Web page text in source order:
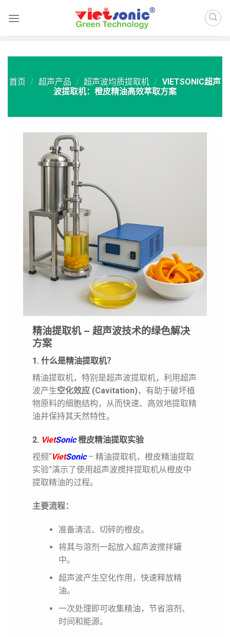
首页 / 超声产品 / 超声波均质提取机 / VIETSONIC超声
波提取机：橙皮精油高效萃取方案
精油提取机 – 超声波技术的绿色解决
方案
1. 什么是精油提取机？
精油提取机，特别是超声波提取机，利用超声
波产生空化效应 (Cavitation)，有助于破坏植
物原料的细胞结构，从而快速、高效地提取精
油并保持其天然特性。
2. VietSonic橙皮精油提取实验
视频“VietSonic– 精油提取机，橙皮精油提取
实验”演示了使用超声波搅拌提取机从橙皮中
提取精油的过程。
主要流程：
准备清洁、切碎的橙皮。
将其与溶剂一起放入超声波搅拌罐
中。
超声波产生空化作用，快速释放精
油。
一次处理即可收集精油，节省溶剂、
时间和能源。